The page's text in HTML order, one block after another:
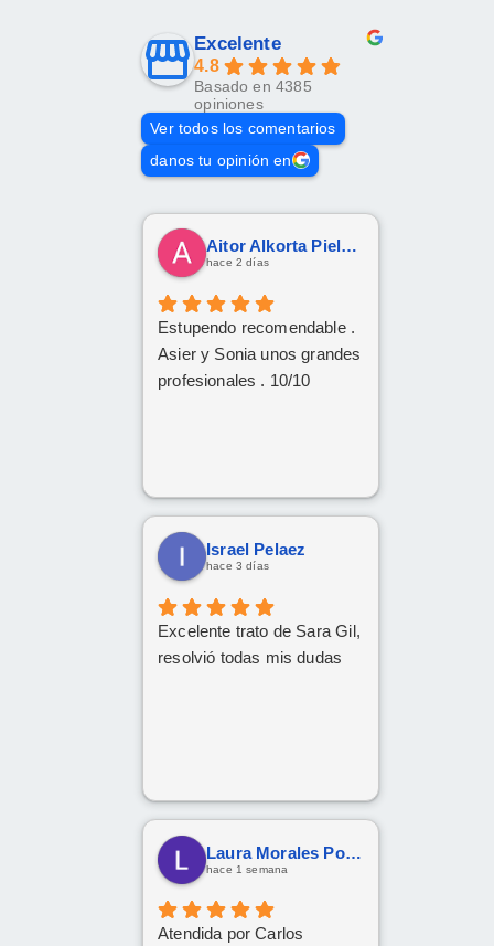
Excelente
4.8
Basado en 4385
opiniones
Ver todos los comentarios
danos tu opinión en
Aitor Alkorta Pielago
hace 2 días
Estupendo recomendable .
Asier y Sonia unos grandes
profesionales . 10/10
Israel Pelaez
hace 3 días
Excelente trato de Sara Gil,
resolvió todas mis dudas
Laura Morales Porras
hace 1 semana
Atendida por Carlos